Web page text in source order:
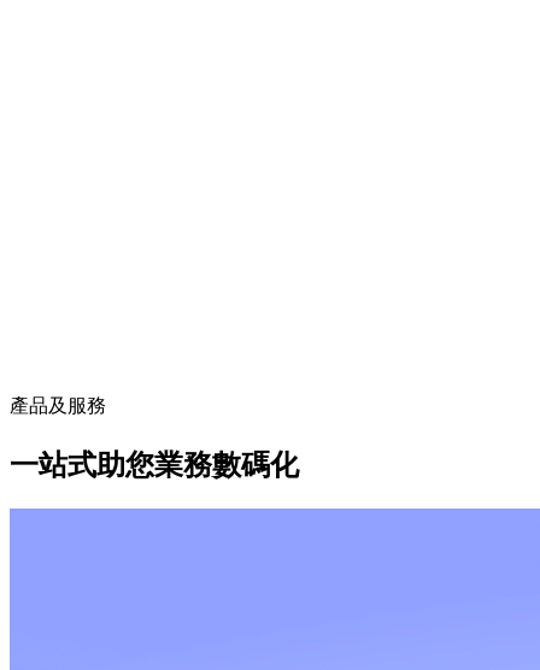
產品及服務
一站式助您業務數碼化